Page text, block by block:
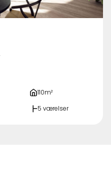
110m²
5 værelser